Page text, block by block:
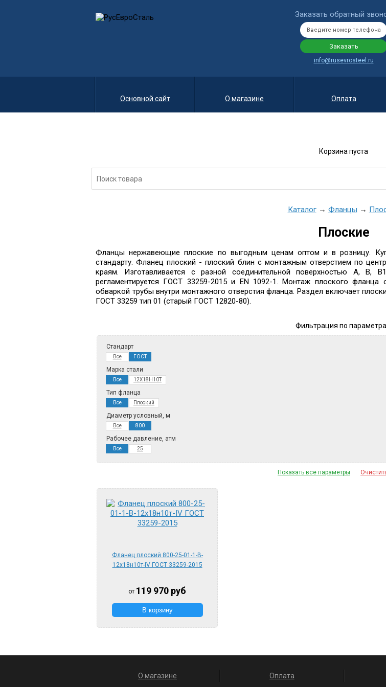
Заказать обратный
info@rusevrosteel.ru
Основной сайт О магазине Оплата
Корзина пуста
Каталог→ Фланцы →
Плоские
Фланцы нержавеющие плоские по выгодным ценам оптом и в розницу.
стандарту. Фланец плоский - плоский блин с монтажным отверстием по
краям. Изготавливается с разной соединительной поверхностью А, B,
регламентируется ГОСТ 33259-2015 и EN 1092-1. Монтаж плоского
обваркой трубы внутри монтажного отверстия фланца. Раздел включает
ГОСТ 33259 тип 01 (старый ГОСТ 12820-80).
Фильтрация по
Стандарт
Все ГОСТ
Марка стали
Все 12Х18Н10Т
Тип фланца
Все Плоский
Диаметр условный, м
Все 800
Рабочее давление, атм
Все 25
Показать все параметры
Фланец плоский 800-25-01-1-B-
12х18н10т-IV ГОСТ 33259-2015
от 119 970 руб
О магазине Оплата